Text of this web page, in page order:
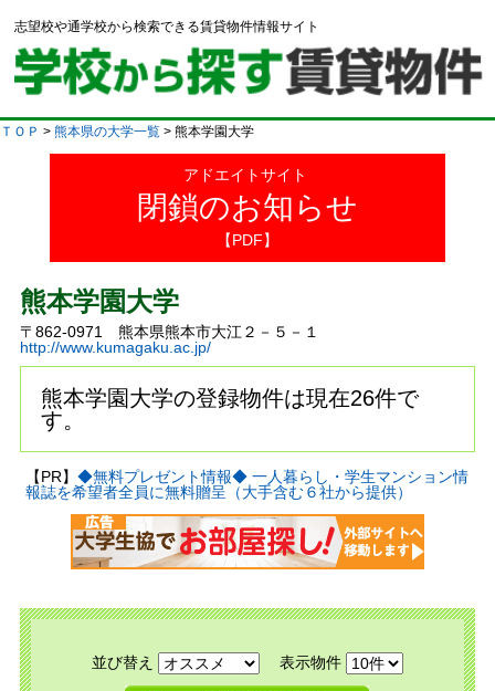
志望校や通学校から検索できる賃貸物件情報サイト
ＴＯＰ > 熊本県の大学一覧 > 熊本学園大学
アドエイトサイト
閉鎖のお知らせ
【PDF】
熊本学園大学
〒862-0971 熊本県熊本市大江２－５－１
http://www.kumagaku.ac.jp/
熊本学園大学の登録物件は現在26件で
す。
【PR】 ◆無料プレゼント情報◆ 一人暮らし・学生マンション情
報誌を希望者全員に無料贈呈（大手含む６社から提供）
並び替え 表示物件